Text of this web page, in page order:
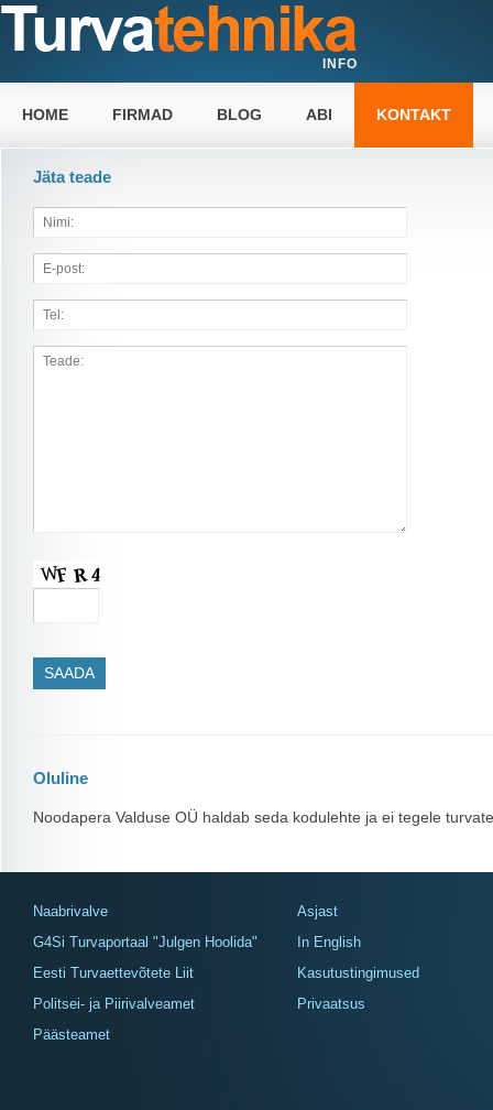
INFO
HOME FIRMAD BLOG ABI KONTAKT
Jäta teade
Oluline
Noodapera Valduse OÜ haldab seda kodulehte ja ei tegele
Naabrivalve
G4Si Turvaportaal "Julgen Hoolida"
Eesti Turvaettevõtete Liit
Politsei- ja Piirivalveamet
Päästeamet
Asjast
In English
Kasutustingimused
Privaatsus